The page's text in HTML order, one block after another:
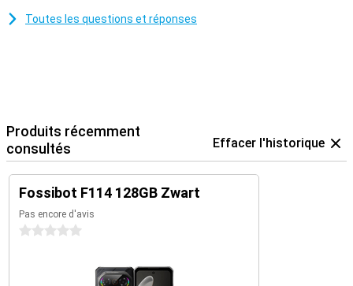
Toutes les questions et réponses
Produits récemment
consultés
Effacer l'historique
Fossibot F114 128GB Zwart
Pas encore d'avis
0 étoiles